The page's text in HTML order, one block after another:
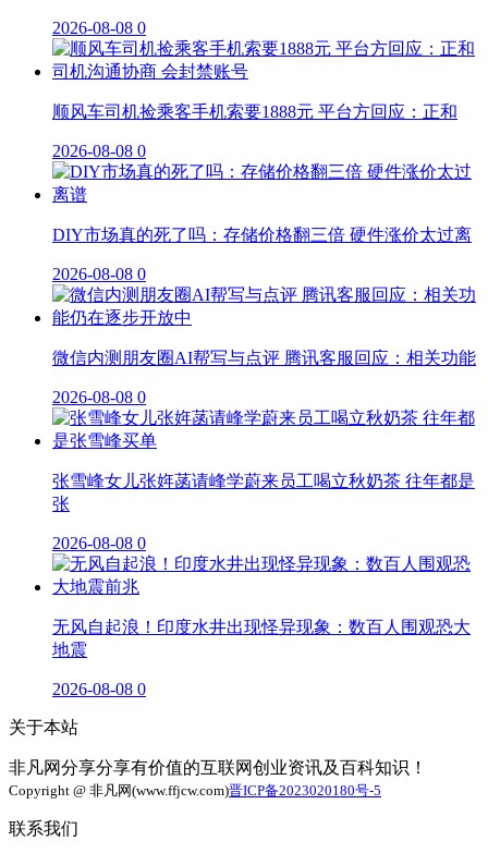
2026-08-08 0
顺风车司机捡乘客手机索要1888元 平台方回应：正和
2026-08-08 0
DIY市场真的死了吗：存储价格翻三倍 硬件涨价太过离
2026-08-08 0
微信内测朋友圈AI帮写与点评 腾讯客服回应：相关功能
2026-08-08 0
张雪峰女儿张姩菡请峰学蔚来员工喝立秋奶茶 往年都是
张
2026-08-08 0
无风自起浪！印度水井出现怪异现象：数百人围观恐大
地震
2026-08-08 0
关于本站
非凡网分享分享有价值的互联网创业资讯及百科知识！
Copyright @ 非凡网(www.ffjcw.com)晋ICP备2023020180号-5
联系我们